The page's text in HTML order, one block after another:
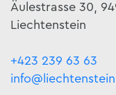
Äulestrasse 30,
Liechtenstein
+423 239 63 63